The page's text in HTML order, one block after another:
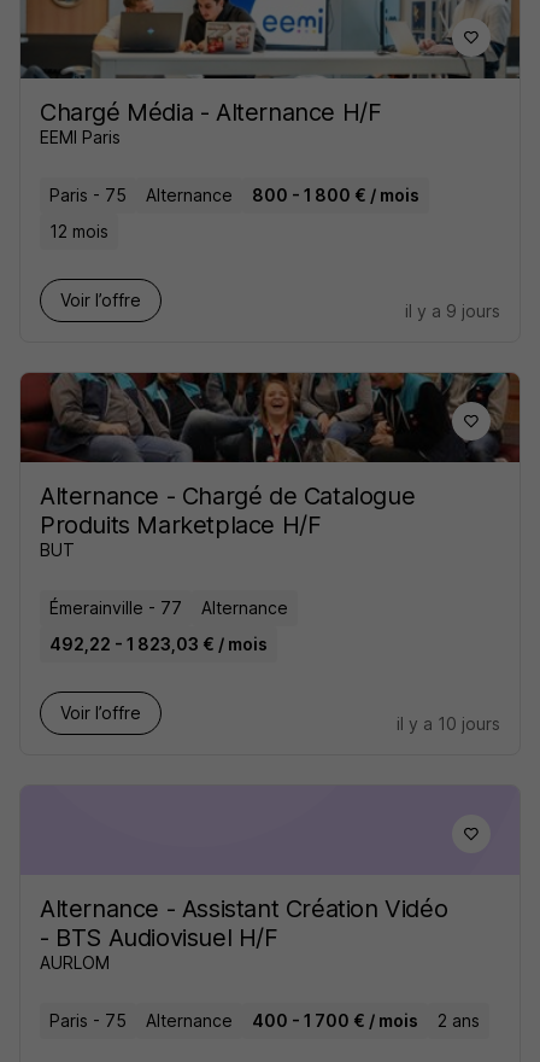
Chargé Média - Alternance H/F
EEMI Paris
Paris - 75 Alternance
800 - 1 800 € / mois
12 mois
Voir l’offre
il y a 9 jours
Alternance - Chargé de Catalogue
Produits Marketplace H/F
BUT
Émerainville - 77
Alternance
492,22 - 1 823,03 € / mois
Voir l’offre
il y a 10 jours
Alternance - Assistant Création Vidéo
- BTS Audiovisuel H/F
AURLOM
Paris - 75 Alternance 400 - 1 700 € / mois 2 ans